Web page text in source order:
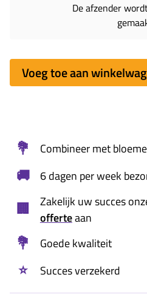
De afzender
Voeg toe aan
💐 Combineer met
🚚 6 dagen per week
🏢
Zakelijk uw succes
offerteaan
💐 Goede kwaliteit
⭐ Succes verzekerd